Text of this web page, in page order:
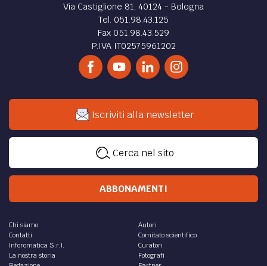
Via Castiglione 81, 40124 - Bologna
Tel. 051.98.43.125
Fax 051.98.43.529
P.IVA IT02575961202
Iscriviti alla newsletter
Cerca nel sito
ABBONAMENTI
Chi siamo
Contatti
Inforomatica S.r.l.
La nostra storia
Autori
Comitato scientifico
Curatori
Fotografi